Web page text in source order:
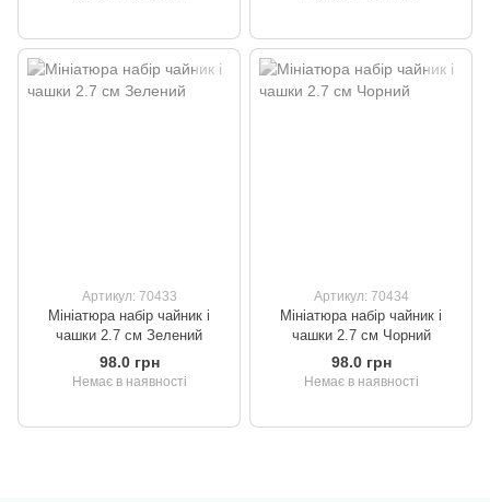
Артикул: 70433
Мініатюра набір чайник і
чашки 2.7 см Зелений
98.0 грн
Немає в наявності
Артикул: 70434
Мініатюра набір чайник і
чашки 2.7 см Чорний
98.0 грн
Немає в наявності